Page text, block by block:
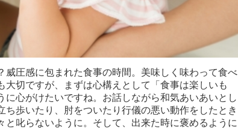
圧感に包まれた食事の時間。美味しく味わって食べ
切ですが、まずは心構えとして「食事は楽しいも
心がけたいですね。お話しながら和気あいあいとし
歩いたり、肘をついたり行儀の悪い動作をしたとき
叱らないように。そして、出来た時に褒めるように